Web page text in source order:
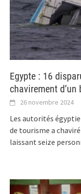
Egypte : 16
chavirement
26 novembre 2024
Les autorités
de tourisme a
laissant seize